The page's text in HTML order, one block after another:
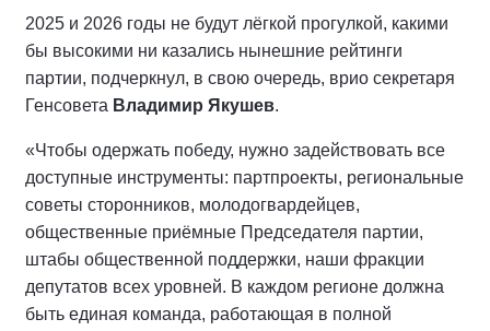
2025 и 2026 годы не будут лёгкой прогулкой, какими
бы высокими ни казались нынешние рейтинги
партии, подчеркнул, в свою очередь, врио секретаря
Генсовета Владимир Якушев.
«Чтобы одержать победу, нужно задействовать все
доступные инструменты: партпроекты, региональные
советы сторонников, молодогвардейцев,
общественные приёмные Председателя партии,
штабы общественной поддержки, наши фракции
депутатов всех уровней. В каждом регионе должна
быть единая команда, работающая в полной